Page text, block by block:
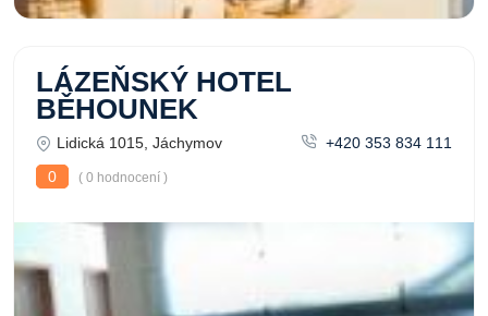
LÁZEŇSKÝ HOTEL
BĚHOUNEK
Lidická 1015, Jáchymov
+420 353 834 111
0
( 0 hodnocení )